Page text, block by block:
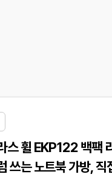
스 휠 EKP122 백팩
쓰는 노트북 가방, 직